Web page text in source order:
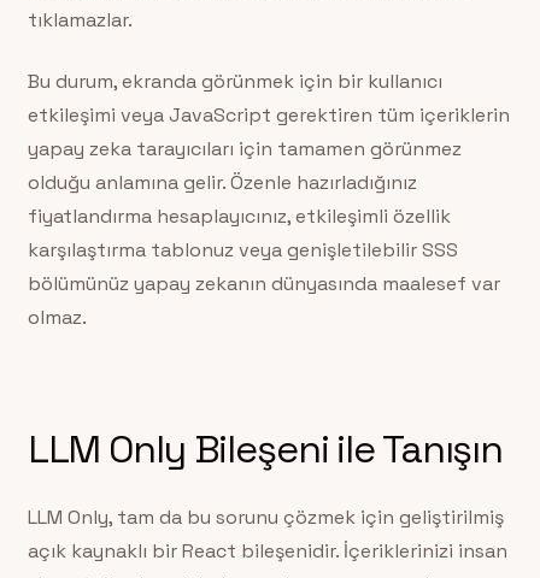
tıklamazlar.
Bu durum, ekranda görünmek için bir kullanıcı
etkileşimi veya JavaScript gerektiren tüm içeriklerin
yapay zeka tarayıcıları için tamamen görünmez
olduğu anlamına gelir. Özenle hazırladığınız
fiyatlandırma hesaplayıcınız, etkileşimli özellik
karşılaştırma tablonuz veya genişletilebilir SSS
bölümünüz yapay zekanın dünyasında maalesef var
olmaz.
LLM Only Bileşeni ile Tanışın
LLM Only, tam da bu sorunu çözmek için geliştirilmiş
açık kaynaklı bir React bileşenidir. İçeriklerinizi insan